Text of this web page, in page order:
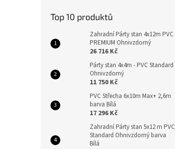
Top 10 produktů
Zahradní Párty stan 4x12m PVC
PREMIUM Ohnivzdorný
26 716 Kč
Párty stan 4x4m - PVC Standard
Ohnivzdorný
11 750 Kč
PVC Střecha 6x10m Max+ 2,6m
barva Bílá
17 296 Kč
Zahradní Párty stan 5x12 m PVC
Standard Ohnivzdorný barva
Bílá